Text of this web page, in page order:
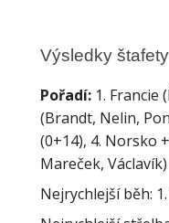
Výsledky
Pořadí: 1. Francie
(Brandt, Nelin,
(0+14), 4. Norsko
Mareček,